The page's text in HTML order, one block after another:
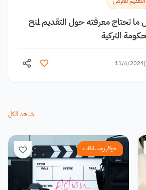
ما تحتاج معرفته حول التقديم لمنح
التركية
11/6/2024
شاهد الكل
جوائز ومسابقات